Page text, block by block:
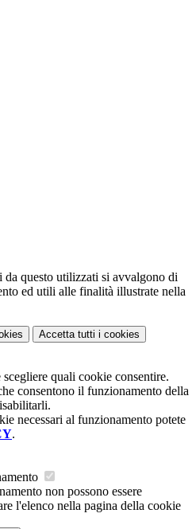
da questo utilizzati si avvalgono di
ed utili alle finalità illustrate nella
Accetta tutti i cookies
quali cookie consentire.
consentono il funzionamento della
necessari al funzionamento potete
.
non possono essere
l'elenco nella pagina della cookie